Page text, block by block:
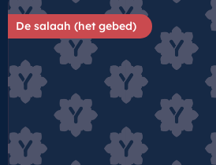
De salaah (het gebed)